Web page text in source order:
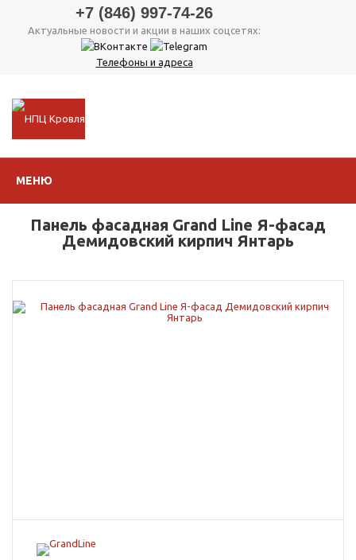
+7 (846) 997-74-26
Актуальные новости и акции в наших соцсетях:
Телефоны и адреса
МЕНЮ
Панель фасадная Grand Line Я-фасад
Демидовский кирпич Янтарь